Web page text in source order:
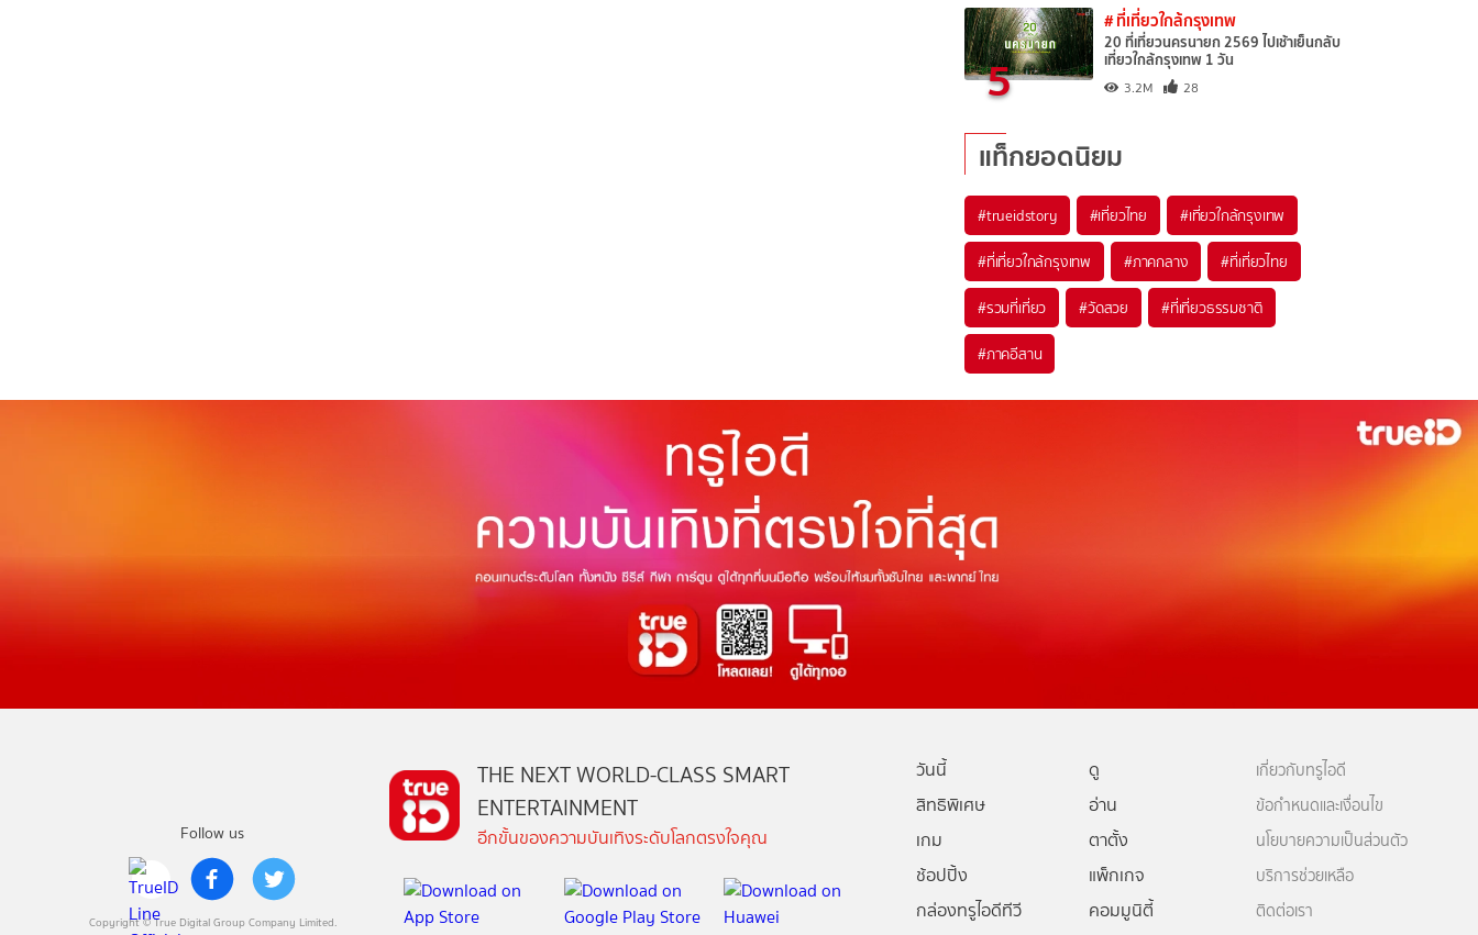
5
# ที่เที่ยวใกล้กรุงเทพ
20 ที่เที่ยวนครนายก 2569 ไปเช้าเย็นกลับ
เที่ยวใกล้กรุงเทพ 1 วัน
3.2M 28
แท็กยอดนิยม
#trueidstory #เที่ยวไทย #เที่ยวใกล้กรุงเทพ
#ที่เที่ยวใกล้กรุงเทพ #ภาคกลาง #ที่เที่ยวไทย
#รวมที่เที่ยว #วัดสวย #ที่เที่ยวธรรมชาติ
#ภาคอีสาน
Follow us
Copyright © True Digital Group Company Limited.
THE NEXT WORLD-CLASS SMART
ENTERTAINMENT
อีกขั้นของความบันเทิงระดับโลกตรงใจคุณ
วันนี้
ดู
สิทธิพิเศษ
อ่าน
เกม
ตาตั้ง
ช้อปปิ้ง
แพ็กเกจ
กล่องทรูไอดีทีวี
คอมมูนิตี้
เกี่ยวกับทรูไอดี
ข้อกำหนดและเงื่อนไข
นโยบายความเป็นส่วนตัว
บริการช่วยเหลือ
ติดต่อเรา